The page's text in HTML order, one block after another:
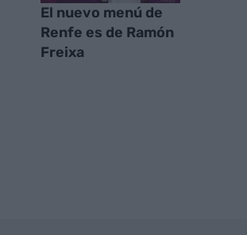
El nuevo menú de
Renfe es de Ramón
Freixa